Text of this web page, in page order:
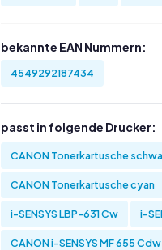
bekannte EAN Nummern:
4549292187434
passt in folgende Drucker:
CANON Tonerkartusche
CANON Tonerkartusche cyan
i-SENSYS LBP-631 Cw i-
CANON i-SENSYS MF 655 Cdw